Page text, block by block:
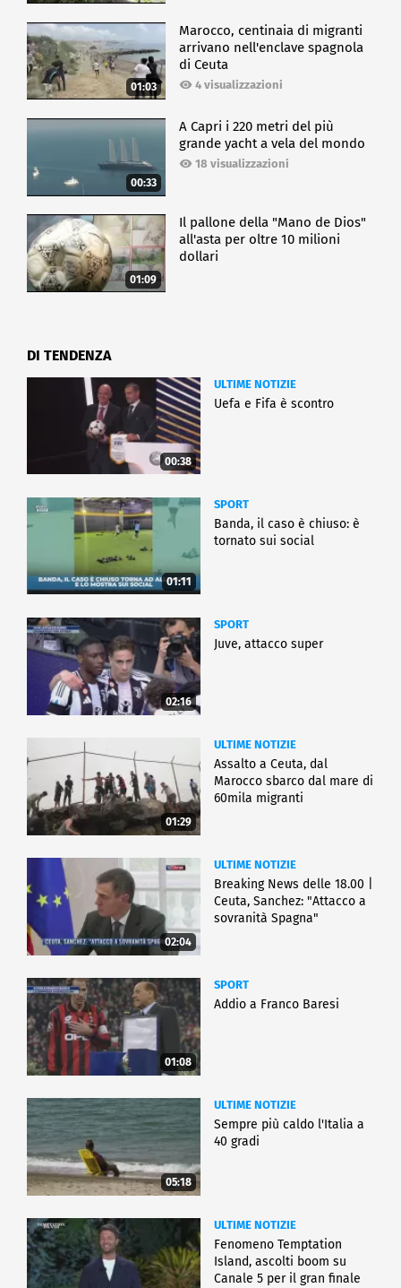
01:03
Marocco, centinaia di migranti
arrivano nell'enclave spagnola
di Ceuta
4 visualizzazioni
00:33
A Capri i 220 metri del più
grande yacht a vela del mondo
18 visualizzazioni
01:09
Il pallone della "Mano de Dios"
all'asta per oltre 10 milioni
dollari
DI TENDENZA
00:38
ULTIME NOTIZIE
Uefa e Fifa è scontro
01:11
SPORT
Banda, il caso è chiuso: è
tornato sui social
02:16
SPORT
Juve, attacco super
01:29
ULTIME NOTIZIE
Assalto a Ceuta, dal
Marocco sbarco dal mare di
60mila migranti
02:04
ULTIME NOTIZIE
Breaking News delle 18.00 |
Ceuta, Sanchez: "Attacco a
sovranità Spagna"
01:08
SPORT
Addio a Franco Baresi
05:18
ULTIME NOTIZIE
Sempre più caldo l'Italia a
40 gradi
ULTIME NOTIZIE
Fenomeno Temptation
Island, ascolti boom su
Canale 5 per il gran finale